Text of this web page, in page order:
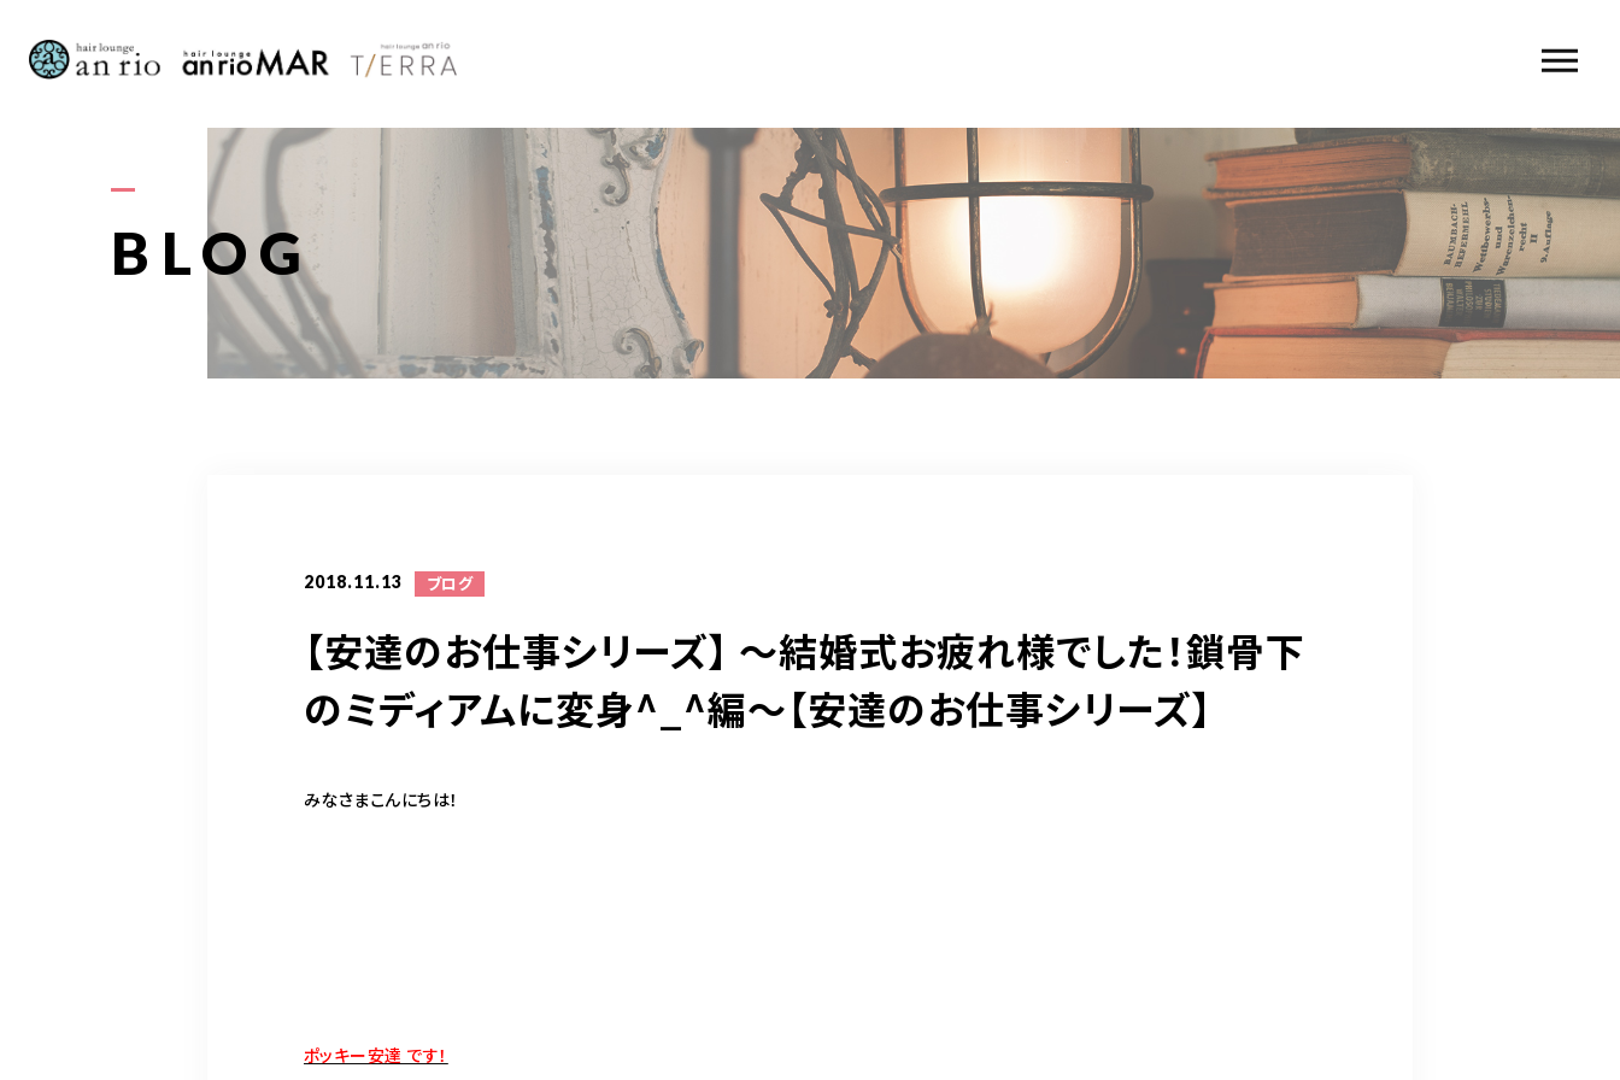
BLOG
2018.11.13 ブログ
【安達のお仕事シリーズ】 〜結婚式お疲れ様でした！鎖骨下
のミディアムに変身^_^編〜【安達のお仕事シリーズ】
みなさまこんにちは！
ポッキー安達 です！
ABOUT US
MENU
STYLE
STAFF〈an rio〉
STAFF〈anrio MAR〉
STAFF〈anrio TIERRA〉
098-943-5969
10:00～19:00（日月除く）